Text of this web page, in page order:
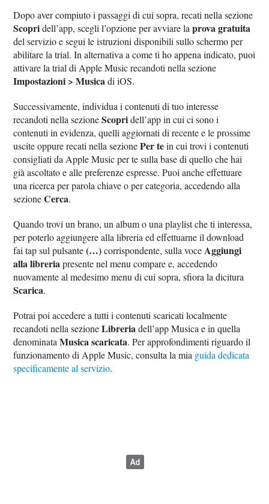
Dopo aver compiuto i passaggi di cui sopra, recati nella sezione
Scopridell’app, scegli l’opzione per avviare laprova gratuita
del servizio e segui le istruzioni disponibili sullo schermo per
abilitare la trial. In alternativa a come ti ho appena indicato, puoi
attivare la trial di Apple Music recandoti nella sezione
Impostazioni > Musicadi iOS.
Successivamente, individua i contenuti di tuo interesse
recandoti nella sezioneScopridell’app in cui ci sono i
contenuti in evidenza, quelli aggiornati di recente e le prossime
uscite oppure recati nella sezionePer tein cui trovi i contenuti
consigliati da Apple Music per te sulla base di quello che hai
già ascoltato e alle preferenze espresse. Puoi anche effettuare
una ricerca per parola chiave o per categoria, accedendo alla
sezioneCerca.
Quando trovi un brano, un album o una playlist che ti interessa,
per poterlo aggiungere alla libreria ed effettuarne il download
fai tap sul pulsante(…)corrispondente, sulla voceAggiungi
alla libreriapresente nel menu compare e, accedendo
nuovamente al medesimo menu di cui sopra, sfiora la dicitura
Scarica.
Potrai poi accedere a tutti i contenuti scaricati localmente
recandoti nella sezioneLibreriadell’app Musica e in quella
denominataMusica scaricata. Per approfondimenti riguardo il
funzionamento di Apple Music, consulta la mia guida dedicata
specificamente al servizio.